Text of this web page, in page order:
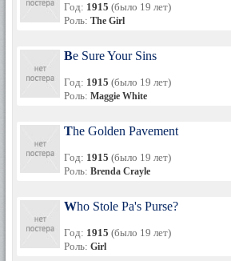
Год: 1915 (было 19 лет)
Роль: The Girl
Be Sure Your Sins
Год: 1915 (было 19 лет)
Роль: Maggie White
The Golden Pavement
Год: 1915 (было 19 лет)
Роль: Brenda Crayle
Who Stole Pa's Purse?
Год: 1915 (было 19 лет)
Роль: Girl